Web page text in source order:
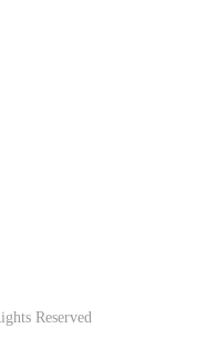
Reserved